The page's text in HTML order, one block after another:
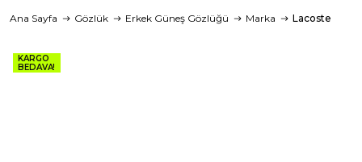
Ana Sayfa Gözlük Erkek Güneş Gözlüğü Marka Lacoste
KARGO
BEDAVA!